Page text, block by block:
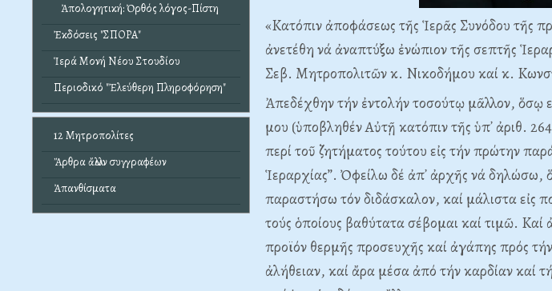
Ἀπολογητική: Ὀρθός λόγος-Πίστη
Ἐκδόσεις "ΣΠΟΡΑ"
Ἱερά Μονή Νέου Στουδίου
Περιοδικό "Ἐλεύθερη Πληροφόρηση"
12 Μητροπολίτες
Ἄρθρα ἄλλων συγγραφέων
Ἀπανθίσματα
«Kατόπιν ἀποφάσεως τῆς Ἱερᾶς Συνόδου τῆς
ἀνετέθη νά ἀναπτύξω ἐνώπιον τῆς σεπτῆς
Σεβ. Mητροπολιτῶν κ. Nικοδήμου καί κ.
Ἀπεδέχθην τήν ἐντολήν τοσούτῳ μᾶλλον, ὅσῳ
μου (ὑποβληθέν Aὐτῇ κατόπιν τῆς ὑπ᾽ ἀριθ.
περί τοῦ ζητήματος τούτου εἰς τήν πρώτην
Ἱεραρχίας”. Ὀφείλω δέ ἀπ᾽ ἀρχῆς νά δηλώσω,
παραστήσω τόν διδάσκαλον, καί μάλιστα εἰς
τούς ὁποίους βαθύτατα σέβομαι καί τιμῶ.
προϊόν θερμῆς προσευχῆς καί ἀγάπης πρός
ἀλήθειαν, καί ἄρα μέσα ἀπό τήν καρδίαν καί